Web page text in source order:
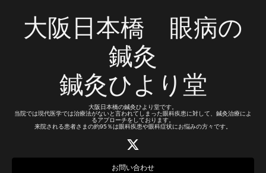
大阪日本橋 眼病の
鍼灸
鍼灸ひより堂
大阪日本橋の鍼灸ひより堂です。
当院では現代医学では治療法がないと言われてしまった眼科疾患に対して、鍼灸治療によ
るアプローチをしております。
来院される患者さまの約95％は眼科疾患や眼科症状にお悩みの方々です。
お問い合わせ